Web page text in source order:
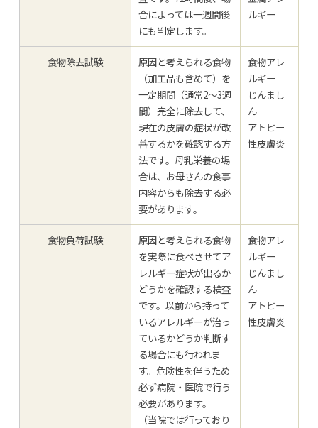
合によっては一週間後
にも判定します。
ルギー
食物除去試験
原因と考えられる食物
（加工品も含めて）を
一定期間（通常2〜3週
間）完全に除去して、
現在の皮膚の症状が改
善するかを確認する方
法です。母乳栄養の場
合は、お母さんの食事
内容からも除去する必
要があります。
食物アレ
ルギー
じんまし
ん
アトピー
性皮膚炎
食物負荷試験
原因と考えられる食物
を実際に食べさせてア
レルギー症状が出るか
どうかを確認する検査
です。以前から持って
いるアレルギーが治っ
ているかどうか判断す
る場合にも行われま
す。危険性を伴うため
必ず病院・医院で行う
必要があります。
（当院では行っており
食物アレ
ルギー
じんまし
ん
アトピー
性皮膚炎